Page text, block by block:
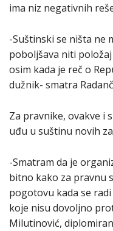
ima niz negativnih
-Suštinski se ništa ne
poboljšava niti
osim kada je reč o
dužnik- smatra
Za pravnike, ovakve i
uđu u suštinu novih
-Smatram da je
bitno kako za pravnu
pogotovu kada se
koje nisu dovoljno
Milutinović,